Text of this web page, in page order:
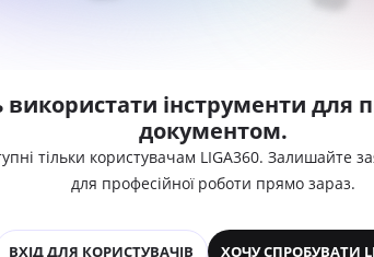
інструменти для
документом.
тільки користувачам LIGA360. Залишайте
для професійної роботи прямо зараз.
ВХІД ДЛЯ КОРИСТУВАЧІВ ХОЧУ СПРОБУВАТИ